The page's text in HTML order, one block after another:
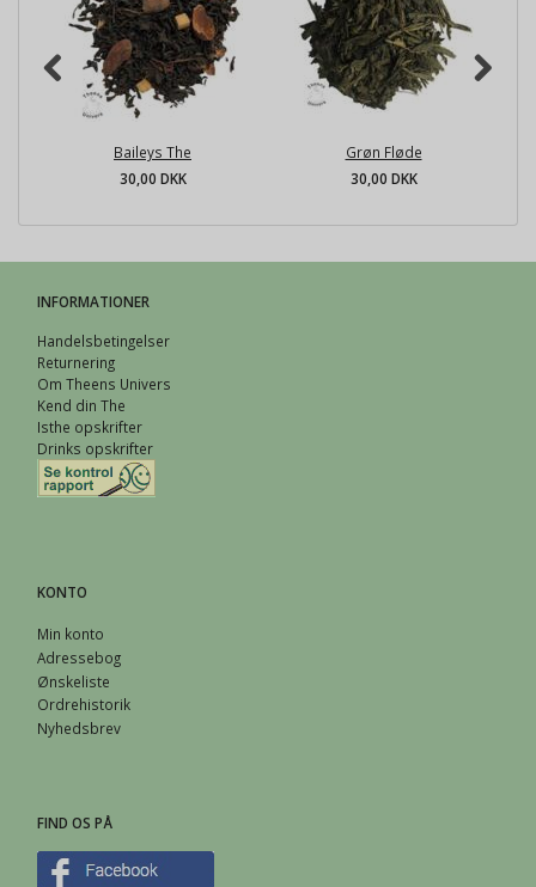
Baileys The
30,00 DKK
Grøn Fløde
30,00 DKK
INFORMATIONER
Handelsbetingelser
Returnering
Om Theens Univers
Kend din The
Isthe opskrifter
Drinks opskrifter
KONTO
Min konto
Adressebog
Ønskeliste
Ordrehistorik
Nyhedsbrev
FIND OS PÅ